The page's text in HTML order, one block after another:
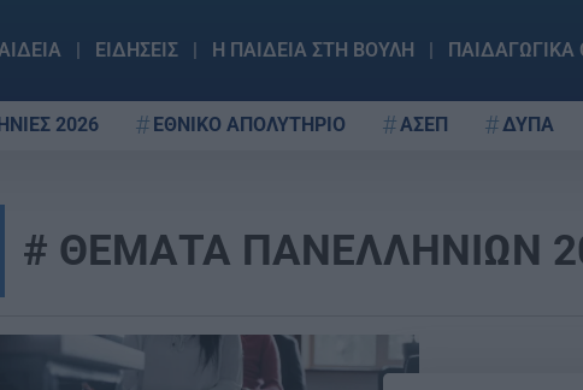
ΕΙΔΗΣΕΙΣ Η ΠΑΙΔΕΙΑ ΣΤΗ ΒΟΥΛΗ
2026 ΕΘΝΙΚΟ ΑΠΟΛΥΤΗΡΙΟ ΑΣΕΠ ΔΥΠΑ
ΘΕΜΑΤΑ ΠΑΝΕΛΛΗΝΙΩΝ